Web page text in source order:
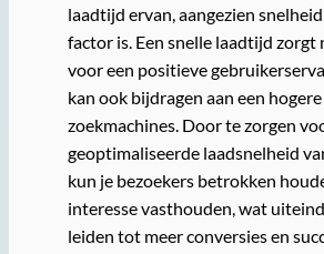
laadtijd ervan, aangezien
factor is. Een snelle laadtijd zorgt
voor een positieve
kan ook bijdragen aan een
zoekmachines. Door te zorgen
geoptimaliseerde laadsnelheid
kun je bezoekers betrokken
interesse vasthouden, wat
leiden tot meer conversies en